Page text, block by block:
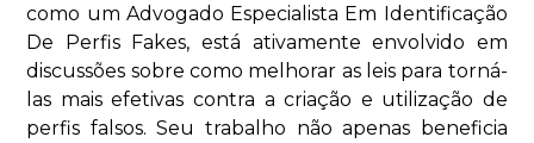
como um Advogado Especialista Em Identificação
De Perfis Fakes, está ativamente envolvido em
discussões sobre como melhorar as leis para torná-
las mais efetivas contra a criação e utilização de
perfis falsos. Seu trabalho não apenas beneficia